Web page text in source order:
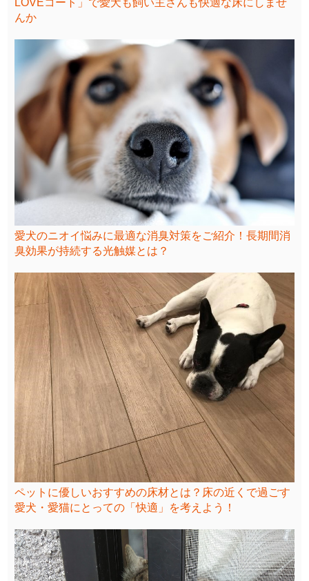
んか
愛犬のニオイ悩みに最適な消臭対策をご紹介！長期間消
臭効果が持続する光触媒とは？
ペットに優しいおすすめの床材とは？床の近くで過ごす
愛犬・愛猫にとっての「快適」を考えよう！